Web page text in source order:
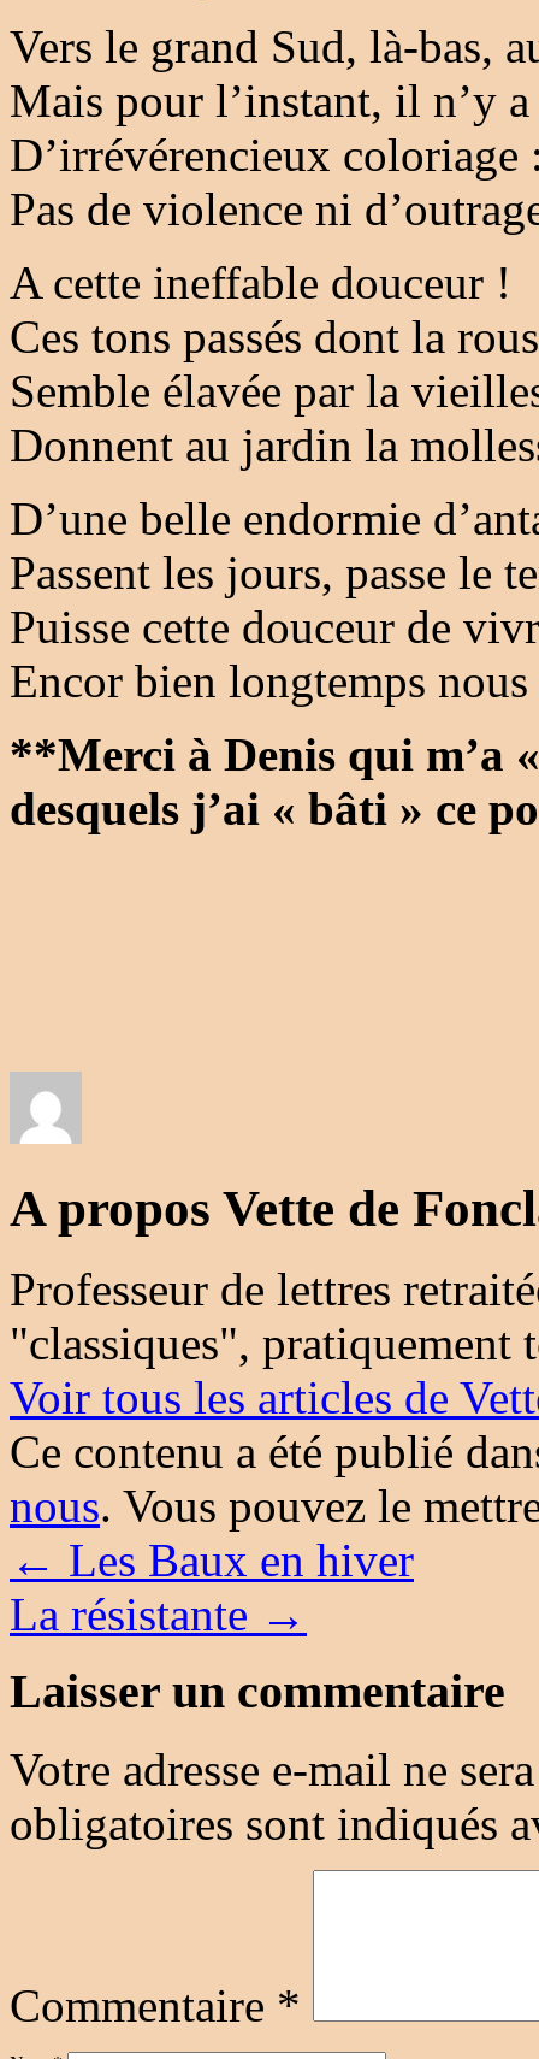
Vers le grand Sud, là-bas,
Mais pour l’instant, il n’y
D’irrévérencieux coloriage
Pas de violence ni
A cette ineffable douceur !
Ces tons passés dont la
Semble élavée par la
Donnent au jardin la
D’une belle endormie
Passent les jours, passe le
Puisse cette douceur de
Encor bien longtemps
**Merci à Denis qui m’a
desquels j’ai « bâti » ce
A propos Vette de
Professeur de lettres
"classiques", pratiquement
Voir tous les articles de
Ce contenu a été publié
nous. Vous pouvez le
← Les Baux en hiver
La résistante →
Laisser un commentaire
Votre adresse e-mail ne
obligatoires sont indiqués
Commentaire *